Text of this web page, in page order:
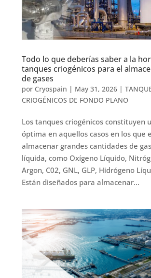
Todo lo que deberías saber a la
tanques criogénicos para el
de gases
por Cryospain | May 31, 2026|
CRIOGÉNICOS DE FONDO PLANO
Los tanques criogénicos constituyen
óptima en aquellos casos en los que
almacenar grandes cantidades de
líquida, como Oxígeno Líquido,
Argon, C02, GNL, GLP, Hidrógeno
Están diseñados para almacenar...